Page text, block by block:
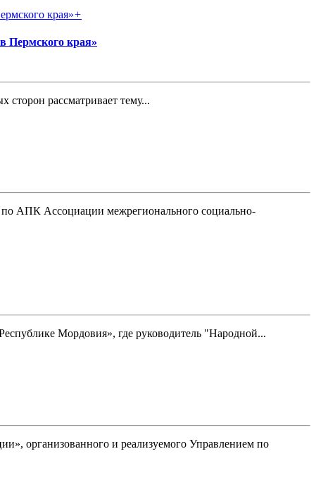
+
Пермского края»
сторон рассматривает тему...
по АПК Ассоциации межрегионального социально-
Мордовия», где руководитель "Народной...
организованного и реализуемого Управлением по